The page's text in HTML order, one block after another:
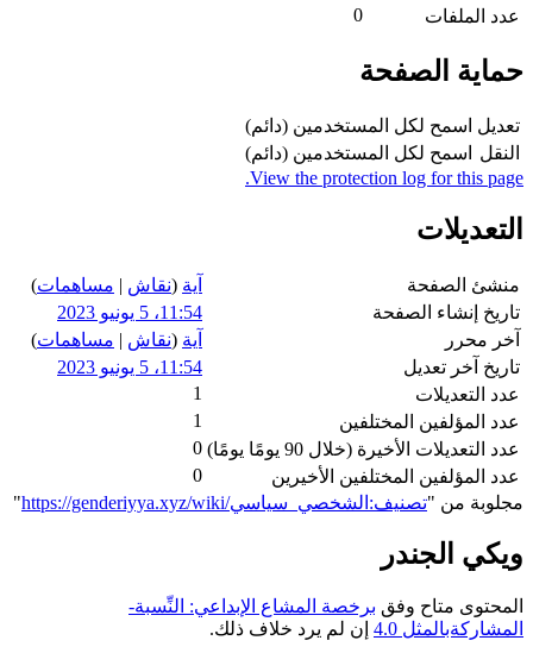
عدد الملفات
0
حماية الصفحة
تعديل اسمح لكل المستخدمين (دائم)
النقل
اسمح لكل المستخدمين (دائم)
View the protection log for this page.
التعديلات
منشئ الصفحة آية (نقاش | مساهمات)
تاريخ إنشاء الصفحة
11:54، 5 يونيو 2023
آخر محرر
آية (نقاش | مساهمات)
تاريخ آخر تعديل
11:54، 5 يونيو 2023
عدد التعديلات
1
عدد المؤلفين المختلفين
1
عدد التعديلات الأخيرة (خلال 90 يومًا يومًا)
0
عدد المؤلفين المختلفين الأخيرين
0
مجلوبة من "https://genderiyya.xyz/wiki/تصنيف:الشخصي_سياسي "
ويكي الجندر
المحتوى متاح وفق برخصة المشاع الإبداعي: النِّسبة-
المشاركةبالمثل 4.0
إن لم يرد خلاف ذلك.